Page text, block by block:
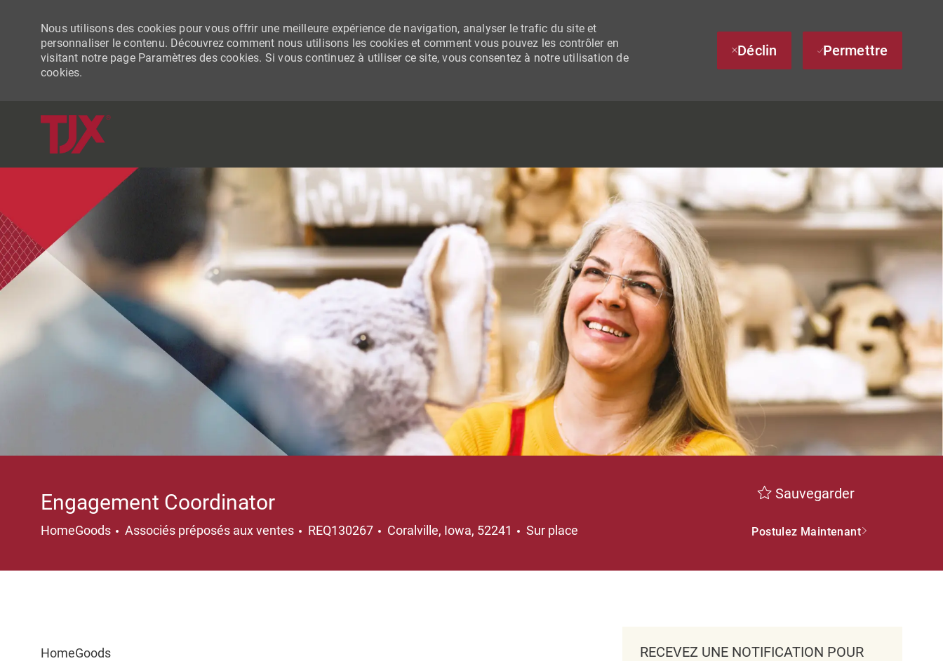
Nous utilisons des cookies pour vous offrir une meilleure expérience de navigation, analyser le trafic du site et
personnaliser le contenu. Découvrez comment nous utilisons les cookies et comment vous pouvez les contrôler en
visitant notre page Paramètres des cookies. Si vous continuez à utiliser ce site, vous consentez à notre utilisation de
cookies.
Déclin Permettre
Engagement Coordinator
HomeGoods Catégorie
Associés préposés aux ventes REQ130267 Emplacement
Coralville, Iowa, 52241 Sur place
Sauvegarder
Postulez Maintenant
HomeGoods
RECEVEZ UNE NOTIFICATION POUR